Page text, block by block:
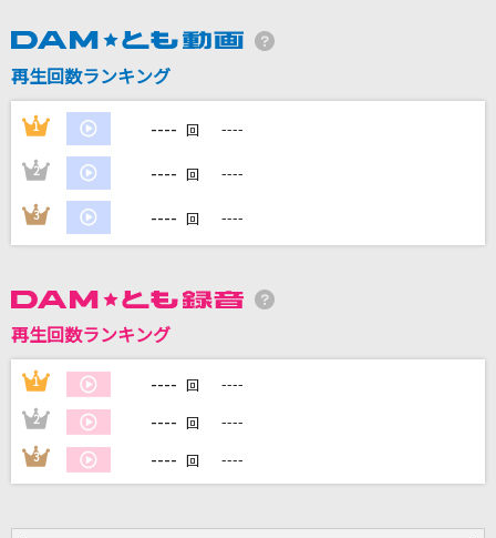
[生音]島人ぬ宝
BEGIN
DAMの新曲・ランキングなど
DAMに会員登録・ログインして
カラオケをもっと楽しもう！
再生回数ランキング
1 ---- 回 ----
2 ---- 回 ----
3 ---- 回 ----
再生回数ランキング
1 ---- 回 ----
2 ---- 回 ----
3 ---- 回 ----